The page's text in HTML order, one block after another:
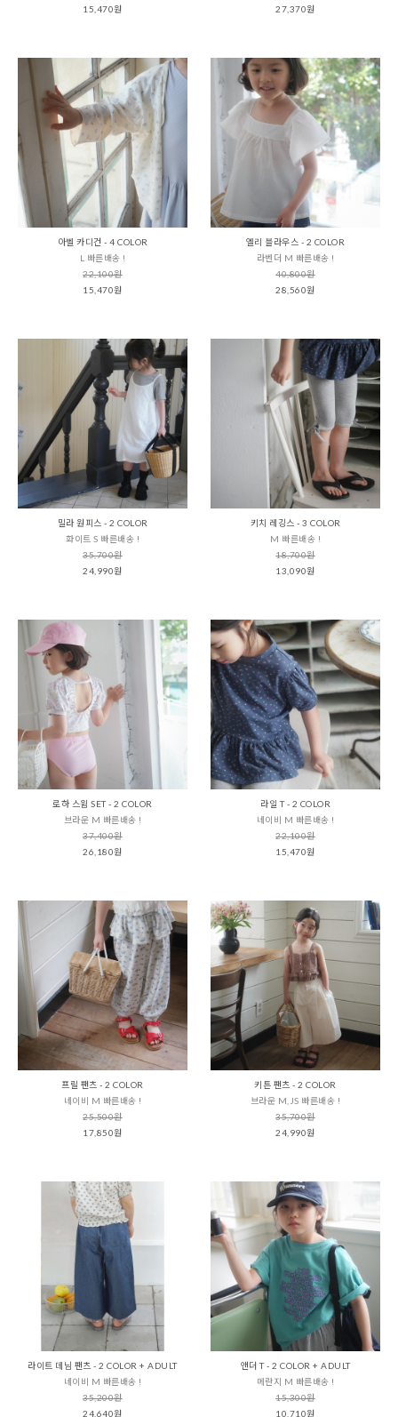
15,470원
27,370원
아벨 카디건 - 4 COLOR
L 빠른배송 !
22,100원
15,470원
엘리 블라우스 - 2 COLOR
라벤더 M 빠른배송 !
40,800원
28,560원
밀라 원피스 - 2 COLOR
화이트 S 빠른배송 !
35,700원
24,990원
키치 레깅스 - 3 COLOR
M 빠른배송 !
18,700원
13,090원
로하 스윔 SET - 2 COLOR
브라운 M 빠른배송 !
37,400원
26,180원
라일 T - 2 COLOR
네이비 M 빠른배송 !
22,100원
15,470원
프릴 팬츠 - 2 COLOR
네이비 M 빠른배송 !
25,500원
17,850원
키튼 팬츠 - 2 COLOR
브라운 M,JS 빠른배송 !
35,700원
24,990원
라이트 데님 팬츠 - 2 COLOR + ADULT
네이비 M 빠른배송 !
35,200원
24,640원
앤더 T - 2 COLOR + ADULT
메란지 M 빠른배송 !
15,300원
10,710원